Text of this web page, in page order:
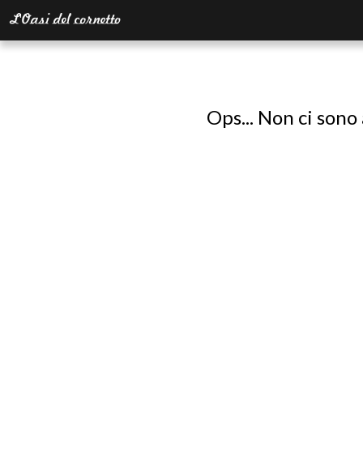
Ops... Non ci